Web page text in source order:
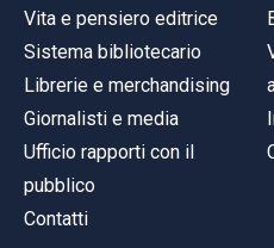
Vita e pensiero editrice
Sistema bibliotecario
Librerie e merchandising
Giornalisti e media
Ufficio rapporti con il
pubblico
Contatti